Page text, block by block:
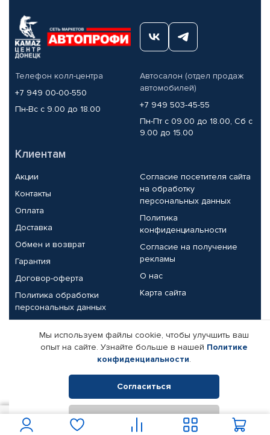
Телефон колл-центра
+7 949 00-00-550
Пн-Вс с 9.00 до 18.00
Автосалон (отдел продаж
автомобилей)
+7 949 503-45-55
Пн-Пт с 09.00 до 18.00, Сб с
9.00 до 15.00
Клиентам
Акции
Контакты
Оплата
Доставка
Обмен и возврат
Гарантия
Договор-оферта
Политика обработки
персональных данных
Согласие посетителя сайта
на обработку
персональных данных
Политика
конфиденциальности
Согласие на получение
рекламы
О нас
Карта сайта
Партнерам
Корпоративным клиентам
Поставщикам
Реквизиты компании
© КАМАЗ ЦЕНТР ДОНЕЦК, 2015-2026. Все права защищены.
Интернет-магазин автомобильных товаров Автопрофи.
Мы используем файлы cookie, чтобы улучшить ваш
опыт на сайте. Узнайте больше в нашей Политике
конфиденциальности.
Согласиться
Отклонить
В корзину